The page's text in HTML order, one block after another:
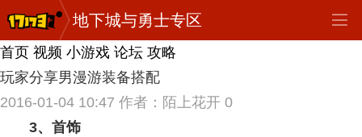
地下城与勇士专区
首页 视频 小游戏 论坛 攻略
玩家分享男漫游装备搭配
2016-01-04 10:47 作者：陌上花开 0
3、首饰